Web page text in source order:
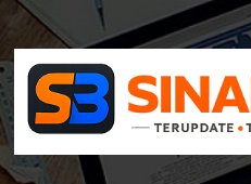
Skip
content